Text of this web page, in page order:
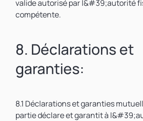
valide autorisé par l&#39;autorité
compétente.
8. Déclarations et
garanties:
8.1 Déclarations et garanties
partie déclare et garantit à